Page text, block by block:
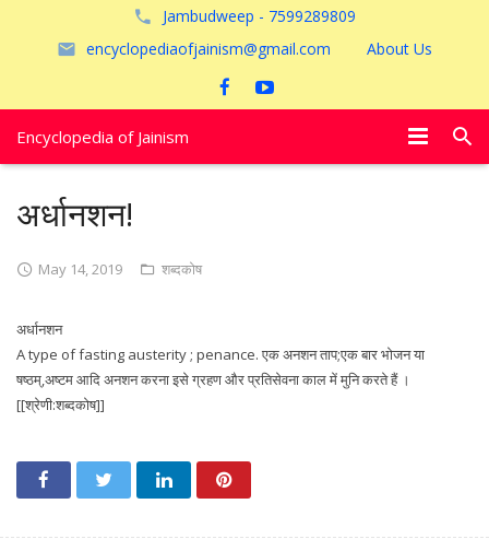
Jambudweep - 7599289809
encyclopediaofjainism@gmail.com
About Us
Encyclopedia of Jainism
अयोध्या
अर्धानशन!
May 14, 2019 शब्दकोष
अर्धानशन
A type of fasting austerity ; penance. एक अनशन ताप;एक बार भोजन या
षष्ठम्,अष्टम आदि अनशन करना इसे ग्रहण और प्रतिसेवना काल में मुनि करते हैं ।
[[श्रेणी:शब्दकोष]]